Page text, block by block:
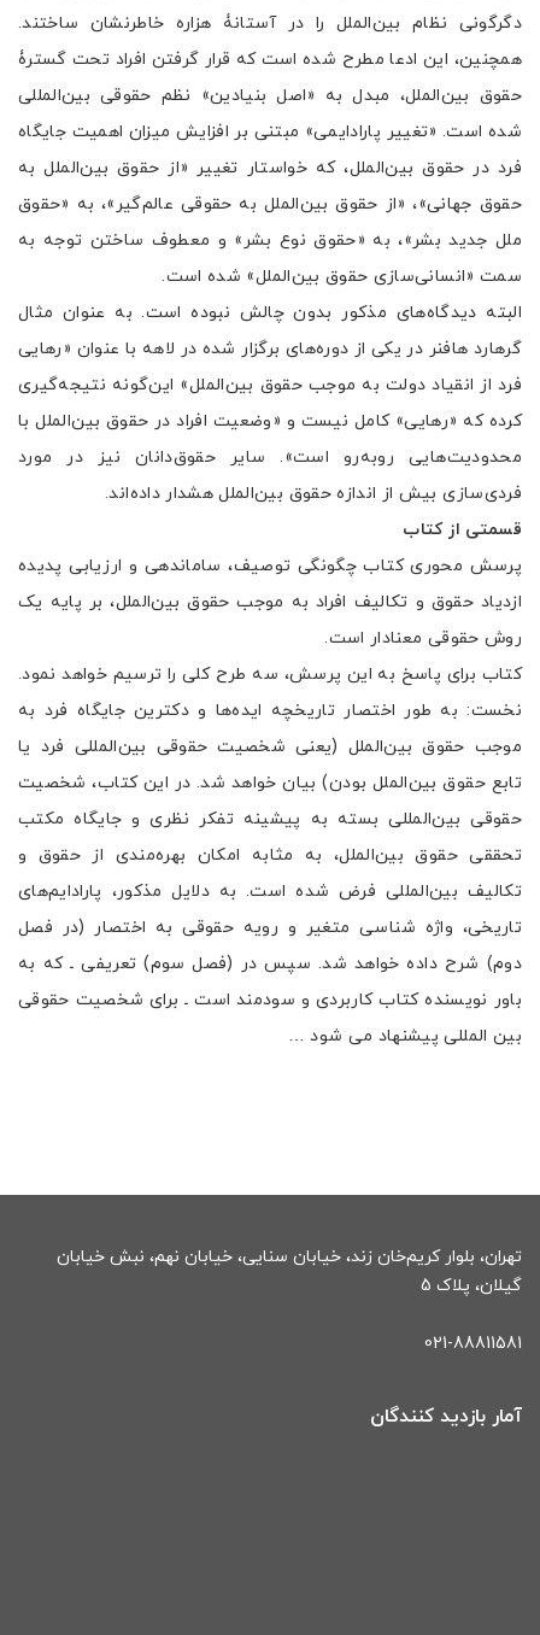
دگرگونی نظام بین‌الملل را در آستانۀ هزاره خاطرنشان ساختند.
همچنین، این ادعا مطرح شده است که قرار گرفتن افراد تحت گسترۀ
حقوق بین‌الملل، مبدل به «اصل بنیادین» نظم حقوقی بین‌المللی
شده است. «تغییر پارادایمی» مبتنی بر افزایش میزان اهمیت جایگاه
فرد در حقوق بین‌الملل، که خواستار تغییر «از حقوق بین‌الملل به
حقوق جهانی»، «از حقوق بین‌الملل به حقوقی عالم‌گیر»، به «حقوق
ملل جدید بشر»، به «حقوق نوع بشر» و معطوف ساختن توجه به
سمت «انسانی‌سازی حقوق بین‌الملل» شده است.
البته دیدگاه‌های مذکور بدون چالش نبوده است. به عنوان مثال
گرهارد هافنر در یکی از دوره‌های برگزار شده در لاهه با عنوان «رهایی
فرد از انقیاد دولت به موجب حقوق بین‌الملل» این‌‌گونه نتیجه‌گیری
کرده که «رهایی» کامل نیست و «وضعیت افراد در حقوق بین‌الملل با
محدودیت‌هایی روبه‌رو است». سایر حقوق‌دانان نیز در مورد
فردی‌سازی بیش از اندازه حقوق بین‌الملل هشدار داده‌اند.
قسمتی از کتاب
پرسش محوری کتاب چگونگی توصیف، ساماندهی و ارزیابی پدیده
ازدیاد حقوق و تکالیف افراد به موجب حقوق بین‌الملل، بر پایه یک
روش حقوقی معنادار است.
کتاب برای پاسخ به این پرسش، سه طرح کلی را ترسیم خواهد نمود.
نخست: به طور اختصار تاریخچه ایده‌ها و دکترین جایگاه فرد به
موجب حقوق بین‌الملل (یعنی شخصیت حقوقی بین‌المللی فرد یا
تابع حقوق بین‌الملل بودن) بیان خواهد شد. در این کتاب، شخصیت
حقوقی بین‌المللی بسته به پیشینه تفکر نظری و جایگاه مکتب
تحققی حقوق بین‌الملل، به مثابه امکان بهره‌مندی از حقوق و
تکالیف بین‌المللی فرض شده است. به دلایل مذکور، پارادایم‌های
تاریخی، واژه شناسی متغیر و رویه حقوقی به اختصار (در فصل
دوم) شرح داده خواهد شد. سپس در (فصل سوم) تعریفی ـ که به
باور نویسنده کتاب کاربردی و سودمند است ـ برای شخصیت حقوقی
بین المللی پیشنهاد می شود …
تهران، بلوار کریم‌خان زند، خیابان سنایی، خیابان نهم، نبش خیابان
گیلان، پلاک 5
021-88811581
آمار بازدید کنندگان